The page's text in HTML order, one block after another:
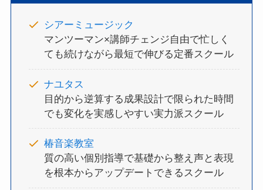
シアーミュージック
マンツーマン×講師チェンジ自由で忙しく
ても続けながら最短で伸びる定番スクール
ナユタス
目的から逆算する成果設計で限られた時間
でも変化を実感しやすい実力派スクール
椿音楽教室
質の高い個別指導で基礎から整え声と表現
を根本からアップデートできるスクール